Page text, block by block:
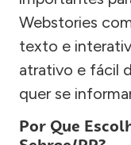
Webstories
texto e
atrativo e fácil
quer se
Por Que